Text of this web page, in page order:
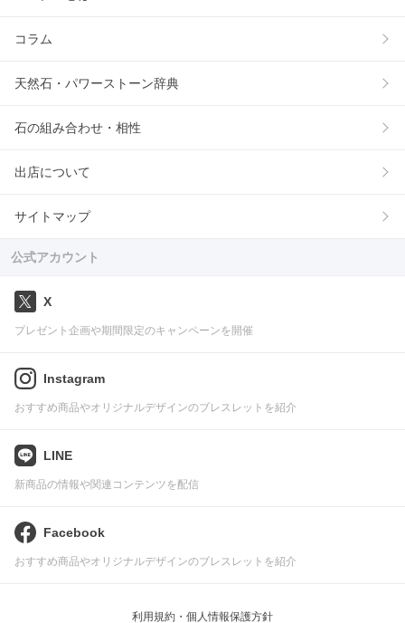
コラム
天然石・パワーストーン辞典
石の組み合わせ・相性
出店について
サイトマップ
公式アカウント
X
プレゼント企画や期間限定のキャンペーンを開催
Instagram
おすすめ商品やオリジナルデザインのブレスレットを紹介
LINE
新商品の情報や関連コンテンツを配信
Facebook
おすすめ商品やオリジナルデザインのブレスレットを紹介
利用規約・個人情報保護方針